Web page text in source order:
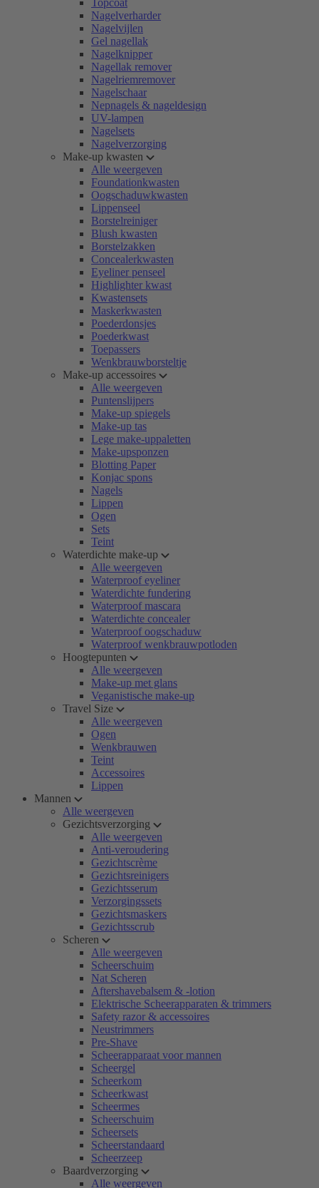
Topcoat
Nagelverharder
Nagelvijlen
Gel nagellak
Nagelknipper
Nagellak remover
Nagelriemremover
Nagelschaar
Nepnagels & nageldesign
UV-lampen
Nagelsets
Nagelverzorging
Make-up kwasten
Alle weergeven
Foundationkwasten
Oogschaduwkwasten
Lippenseel
Borstelreiniger
Blush kwasten
Borstelzakken
Concealerkwasten
Eyeliner penseel
Highlighter kwast
Kwastensets
Maskerkwasten
Poederdonsjes
Poederkwast
Toepassers
Wenkbrauwborsteltje
Make-up accessoires
Alle weergeven
Puntenslijpers
Make-up spiegels
Make-up tas
Lege make-uppaletten
Make-upsponzen
Blotting Paper
Konjac spons
Nagels
Lippen
Ogen
Sets
Teint
Waterdichte make-up
Alle weergeven
Waterproof eyeliner
Waterdichte fundering
Waterproof mascara
Waterdichte concealer
Waterproof oogschaduw
Waterproof wenkbrauwpotloden
Hoogtepunten
Alle weergeven
Make-up met glans
Veganistische make-up
Travel Size
Alle weergeven
Ogen
Wenkbrauwen
Teint
Accessoires
Lippen
Mannen
Alle weergeven
Gezichtsverzorging
Alle weergeven
Anti-veroudering
Gezichtscrème
Gezichtsreinigers
Gezichtsserum
Verzorgingssets
Gezichtsmaskers
Gezichtsscrub
Scheren
Alle weergeven
Scheerschuim
Nat Scheren
Aftershavebalsem & -lotion
Elektrische Scheerapparaten & trimmers
Safety razor & accessoires
Neustrimmers
Pre-Shave
Scheerapparaat voor mannen
Scheergel
Scheerkom
Scheerkwast
Scheermes
Scheerschuim
Scheersets
Scheerstandaard
Scheerzeep
Baardverzorging
Alle weergeven